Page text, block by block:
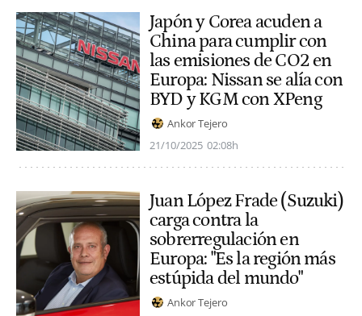
Japón y Corea acuden a
China para cumplir con
las emisiones de CO2 en
Europa: Nissan se alía con
BYD y KGM con XPeng
Ankor Tejero
21/10/2025 02:08h
Juan López Frade (Suzuki)
carga contra la
sobrerregulación en
Europa: "Es la región más
estúpida del mundo"
Ankor Tejero